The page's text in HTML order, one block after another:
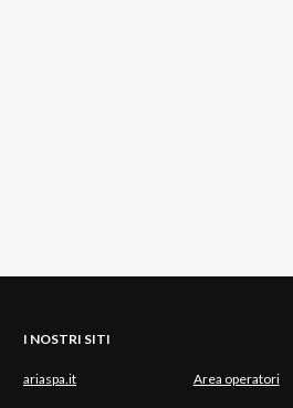
I NOSTRI SITI
ariaspa.it Area operatori